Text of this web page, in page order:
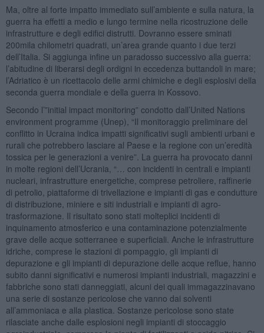
Ma, oltre al forte impatto immediato sull’ambiente e sulla natura, la
guerra ha effetti a medio e lungo termine nella ricostruzione delle
infrastrutture e degli edifici distrutti. Dovranno essere sminati
200mila chilometri quadrati, un’area grande quanto i due terzi
dell’Italia. Si aggiunga infine un paradosso successivo alla guerra:
l’abitudine di liberarsi degli ordigni in eccedenza buttandoli in mare;
l’Adriatico è un ricettacolo delle armi chimiche e degli esplosivi della
seconda guerra mondiale e della guerra in Kossovo.
Secondo l’”initial impact monitoring” condotto dall’United Nations
environment programme (Unep), “Il monitoraggio preliminare del
conflitto in Ucraina indica impatti significativi sugli ambienti urbani e
rurali che potrebbero lasciare al Paese e la regione con un’eredità
tossica per le generazioni a venire”. La guerra ha provocato danni
in molte regioni dell’Ucrania, “… con incidenti in centrali e impianti
nucleari, infrastrutture energetiche, comprese petroliere, raffinerie
di petrolio, piattaforme di trivellazione e impianti di gas e condutture
di distribuzione, miniere e siti industriali e impianti di agro-
trasformazione. Il risultato sono stati molteplici incidenti di
inquinamento atmosferico e una contaminazione potenzialmente
grave delle acque sotterranee e superficiali. Anche le infrastrutture
idriche, comprese le stazioni di pompaggio, gli impianti di
depurazione e gli impianti di depurazione delle acque reflue, hanno
subito danni significativi e numerosi impianti industriali, magazzini e
fabbriche sono stati danneggiati, alcuni dei quali immagazzinavano
una serie di sostanze pericolose che vanno dai solventi
all’ammoniaca e alla plastica. Sostanze pericolose sono state
rilasciate anche dalle esplosioni negli impianti di stoccaggio